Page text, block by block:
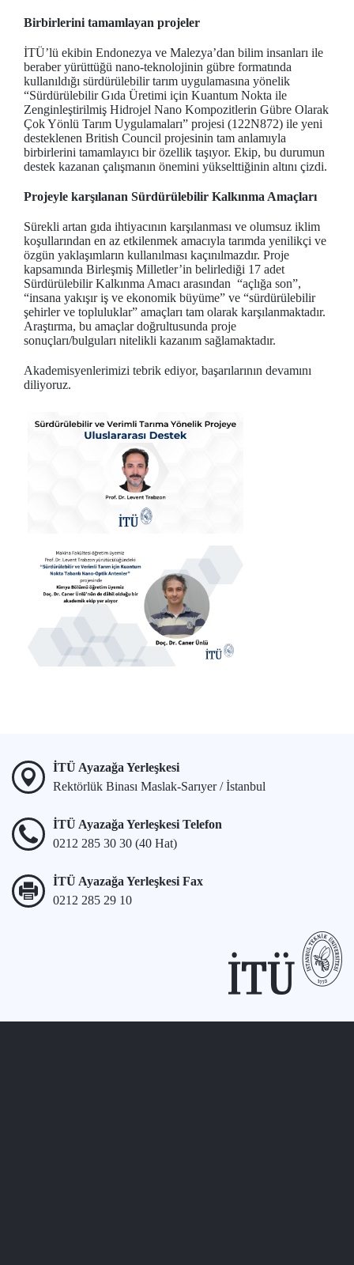
Birbirlerini tamamlayan projeler
İTÜ’lü ekibin Endonezya ve Malezya’dan bilim insanları ile
beraber yürüttüğü nano-teknolojinin gübre formatında
kullanıldığı sürdürülebilir tarım uygulamasına yönelik
“Sürdürülebilir Gıda Üretimi için Kuantum Nokta ile
Zenginleştirilmiş Hidrojel Nano Kompozitlerin Gübre Olarak
Çok Yönlü Tarım Uygulamaları” projesi (122N872) ile yeni
desteklenen British Council projesinin tam anlamıyla
birbirlerini tamamlayıcı bir özellik taşıyor. Ekip, bu durumun
destek kazanan çalışmanın önemini yükselttiğinin altını çizdi.
Projeyle karşılanan Sürdürülebilir Kalkınma Amaçları
Sürekli artan gıda ihtiyacının karşılanması ve olumsuz iklim
koşullarından en az etkilenmek amacıyla tarımda yenilikçi ve
özgün yaklaşımların kullanılması kaçınılmazdır. Proje
kapsamında Birleşmiş Milletler’in belirlediği 17 adet
Sürdürülebilir Kalkınma Amacı arasından “açlığa son”,
“insana yakışır iş ve ekonomik büyüme” ve “sürdürülebilir
şehirler ve topluluklar” amaçları tam olarak karşılanmaktadır.
Araştırma, bu amaçlar doğrultusunda proje
sonuçları/bulguları nitelikli kazanım sağlamaktadır.
Akademisyenlerimizi tebrik ediyor, başarılarının devamını
diliyoruz.
İTÜ Ayazağa Yerleşkesi
Rektörlük Binası Maslak-Sarıyer / İstanbul
İTÜ Ayazağa Yerleşkesi Telefon
0212 285 30 30 (40 Hat)
İTÜ Ayazağa Yerleşkesi Fax
0212 285 29 10